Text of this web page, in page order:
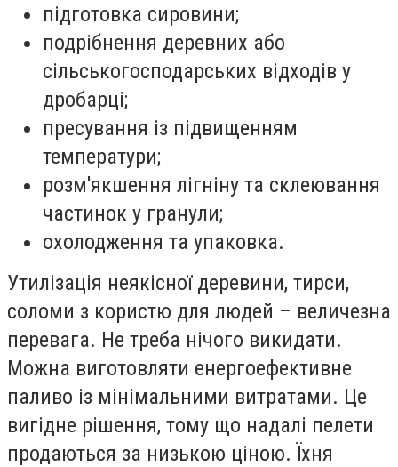
підготовка сировини;
подрібнення деревних або
сільськогосподарських відходів у
дробарці;
пресування із підвищенням
температури;
розм'якшення лігніну та склеювання
частинок у гранули;
охолодження та упаковка.
Утилізація неякісної деревини, тирси,
соломи з користю для людей – величезна
перевага. Не треба нічого викидати.
Можна виготовляти енергоефективне
паливо із мінімальними витратами. Це
вигідне рішення, тому що надалі пелети
продаються за низькою ціною. Їхня